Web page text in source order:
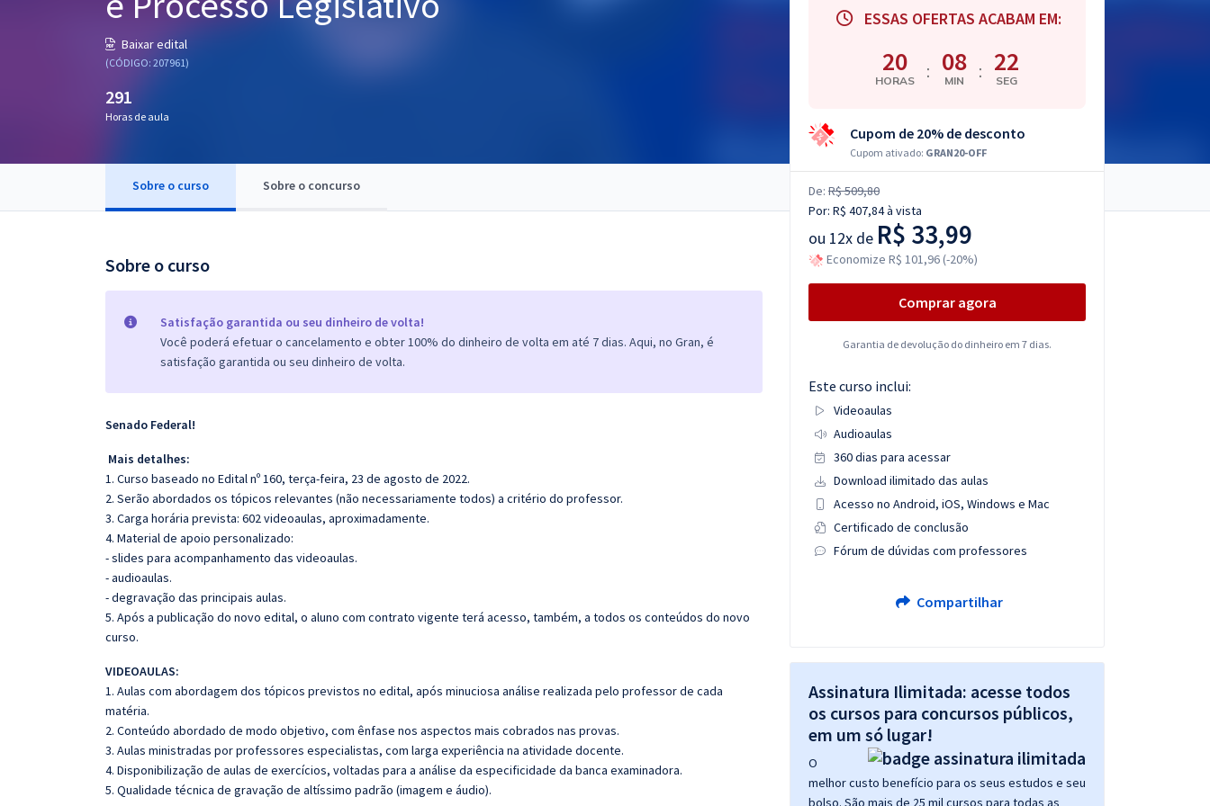
Baixar edital
(CÓDIGO: 207961)
291
Horas de aula
Sobre o curso Sobre o concurso
Sobre o curso
Satisfação garantida ou seu dinheiro de volta!
Você poderá efetuar o cancelamento e obter 100% do dinheiro de volta em até 7 dias. Aqui, no Gran, é
satisfação garantida ou seu dinheiro de volta.
Senado Federal!
Mais detalhes:
1. Curso baseado no Edital nº 160, terça-feira, 23 de agosto de 2022.
2. Serão abordados os tópicos relevantes (não necessariamente todos) a critério do professor.
3. Carga horária prevista: 602 videoaulas, aproximadamente.
4. Material de apoio personalizado:
- slides para acompanhamento das videoaulas.
- audioaulas.
- degravação das principais aulas.
5. Após a publicação do novo edital, o aluno com contrato vigente terá acesso, também, a todos os conteúdos do novo
curso.
VIDEOAULAS:
1. Aulas com abordagem dos tópicos previstos no edital, após minuciosa análise realizada pelo professor de cada
matéria.
2. Conteúdo abordado de modo objetivo, com ênfase nos aspectos mais cobrados nas provas.
3. Aulas ministradas por professores especialistas, com larga experiência na atividade docente.
4. Disponibilização de aulas de exercícios, voltadas para a análise da especificidade da banca examinadora.
5. Qualidade técnica de gravação de altíssimo padrão (imagem e áudio).
ESSAS OFERTAS ACABAM EM:
20
HORAS : 08
MIN : 21
SEG
Cupom de 20% de desconto
Cupom ativado: GRAN20-OFF
De: R$ 509,80
Por: R$ 407,84à vista
ou 12x de R$ 33,99
Economize R$ 101,96 (-20%)
Comprar agora
Garantia de devolução do dinheiro em 7 dias.
Este curso inclui:
Videoaulas
Audioaulas
360 dias para acessar
Download ilimitado das aulas
Acesso no Android, iOS, Windows e Mac
Certificado de conclusão
Fórum de dúvidas com professores
Compartilhar
Assinatura Ilimitada: acesse todos
os cursos para concursos públicos,
em um só lugar!
O
melhor custo benefício para os seus estudos e seu
bolso. São mais de 25 mil cursos para todas as